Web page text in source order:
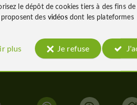
le dépôt de cookies tiers à des fins de
des vidéosdont les plateformes
plus Je refuse